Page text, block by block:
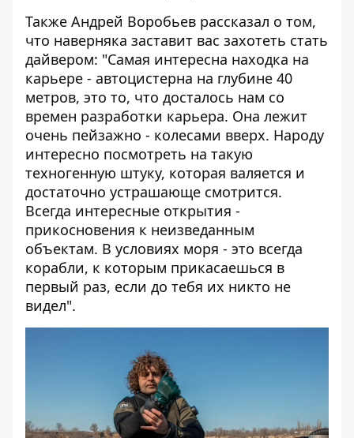
Также Андрей Воробьев рассказал о том,
что наверняка заставит вас захотеть стать
дайвером: "Самая интересна находка на
карьере - автоцистерна на глубине 40
метров, это то, что досталось нам со
времен разработки карьера. Она лежит
очень пейзажно - колесами вверх. Народу
интересно посмотреть на такую
техногенную штуку, которая валяется и
достаточно устрашающе смотрится.
Всегда интересные открытия -
прикосновения к неизведанным
объектам. В условиях моря - это всегда
корабли, к которым прикасаешься в
первый раз, если до тебя их никто не
видел".